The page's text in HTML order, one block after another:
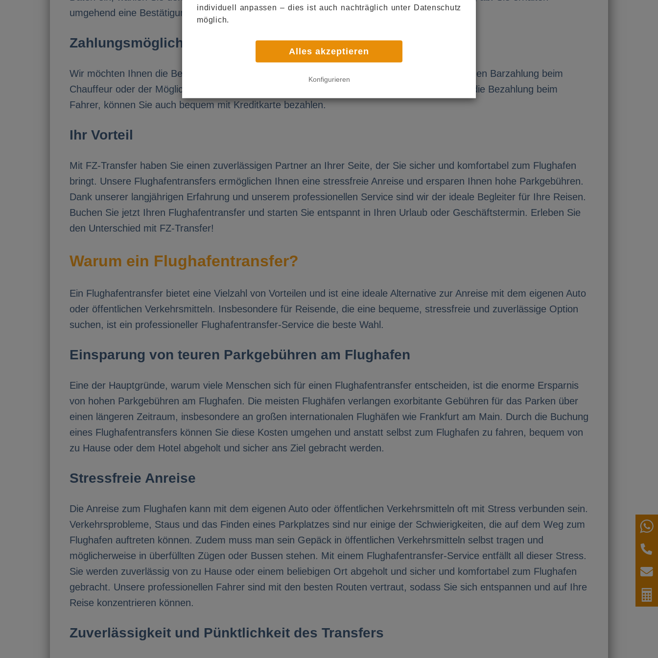
umgehend eine Bestätigung per E-Mail.
Zahlungsmöglichkeiten
Wir möchten Ihnen die Bezahlung so einfach wie möglich machen. Sie haben die Wahl zwischen Barzahlung beim
Chauffeur oder der Möglichkeit, die Fahrt direkt online zu bezahlen. Entscheiden Sie sich für die Bezahlung beim
Fahrer, können Sie auch bequem mit Kreditkarte bezahlen.
Ihr Vorteil
Mit FZ-Transfer haben Sie einen zuverlässigen Partner an Ihrer Seite, der Sie sicher und komfortabel zum Flughafen
bringt. Unsere Flughafentransfers ermöglichen Ihnen eine stressfreie Anreise und ersparen Ihnen hohe Parkgebühren.
Dank unserer langjährigen Erfahrung und unserem professionellen Service sind wir der ideale Begleiter für Ihre Reisen.
Buchen Sie jetzt Ihren Flughafentransfer und starten Sie entspannt in Ihren Urlaub oder Geschäftstermin. Erleben Sie
den Unterschied mit FZ-Transfer!
Warum ein Flughafentransfer?
Ein Flughafentransfer bietet eine Vielzahl von Vorteilen und ist eine ideale Alternative zur Anreise mit dem eigenen Auto
oder öffentlichen Verkehrsmitteln. Insbesondere für Reisende, die eine bequeme, stressfreie und zuverlässige Option
suchen, ist ein professioneller Flughafentransfer-Service die beste Wahl.
Einsparung von teuren Parkgebühren am Flughafen
Eine der Hauptgründe, warum viele Menschen sich für einen Flughafentransfer entscheiden, ist die enorme Ersparnis
von hohen Parkgebühren am Flughafen. Die meisten Flughäfen verlangen exorbitante Gebühren für das Parken über
einen längeren Zeitraum, insbesondere an großen internationalen Flughäfen wie Frankfurt am Main. Durch die Buchung
eines Flughafentransfers können Sie diese Kosten umgehen und anstatt selbst zum Flughafen zu fahren, bequem von
zu Hause oder dem Hotel abgeholt und sicher ans Ziel gebracht werden.
Stressfreie Anreise
Die Anreise zum Flughafen kann mit dem eigenen Auto oder öffentlichen Verkehrsmitteln oft mit Stress verbunden sein.
Verkehrsprobleme, Staus und das Finden eines Parkplatzes sind nur einige der Schwierigkeiten, die auf dem Weg zum
Flughafen auftreten können. Zudem muss man sein Gepäck in öffentlichen Verkehrsmitteln selbst tragen und
möglicherweise in überfüllten Zügen oder Bussen stehen. Mit einem Flughafentransfer-Service entfällt all dieser Stress.
Sie werden zuverlässig von zu Hause oder einem beliebigen Ort abgeholt und sicher und komfortabel zum Flughafen
gebracht. Unsere professionellen Fahrer sind mit den besten Routen vertraut, sodass Sie sich entspannen und auf Ihre
Reise konzentrieren können.
Zuverlässigkeit und Pünktlichkeit des Transfers
individuell anpassen ‒ dies ist auch nachträglich unter Datenschutz
möglich.
Alles akzeptieren
Konfigurieren